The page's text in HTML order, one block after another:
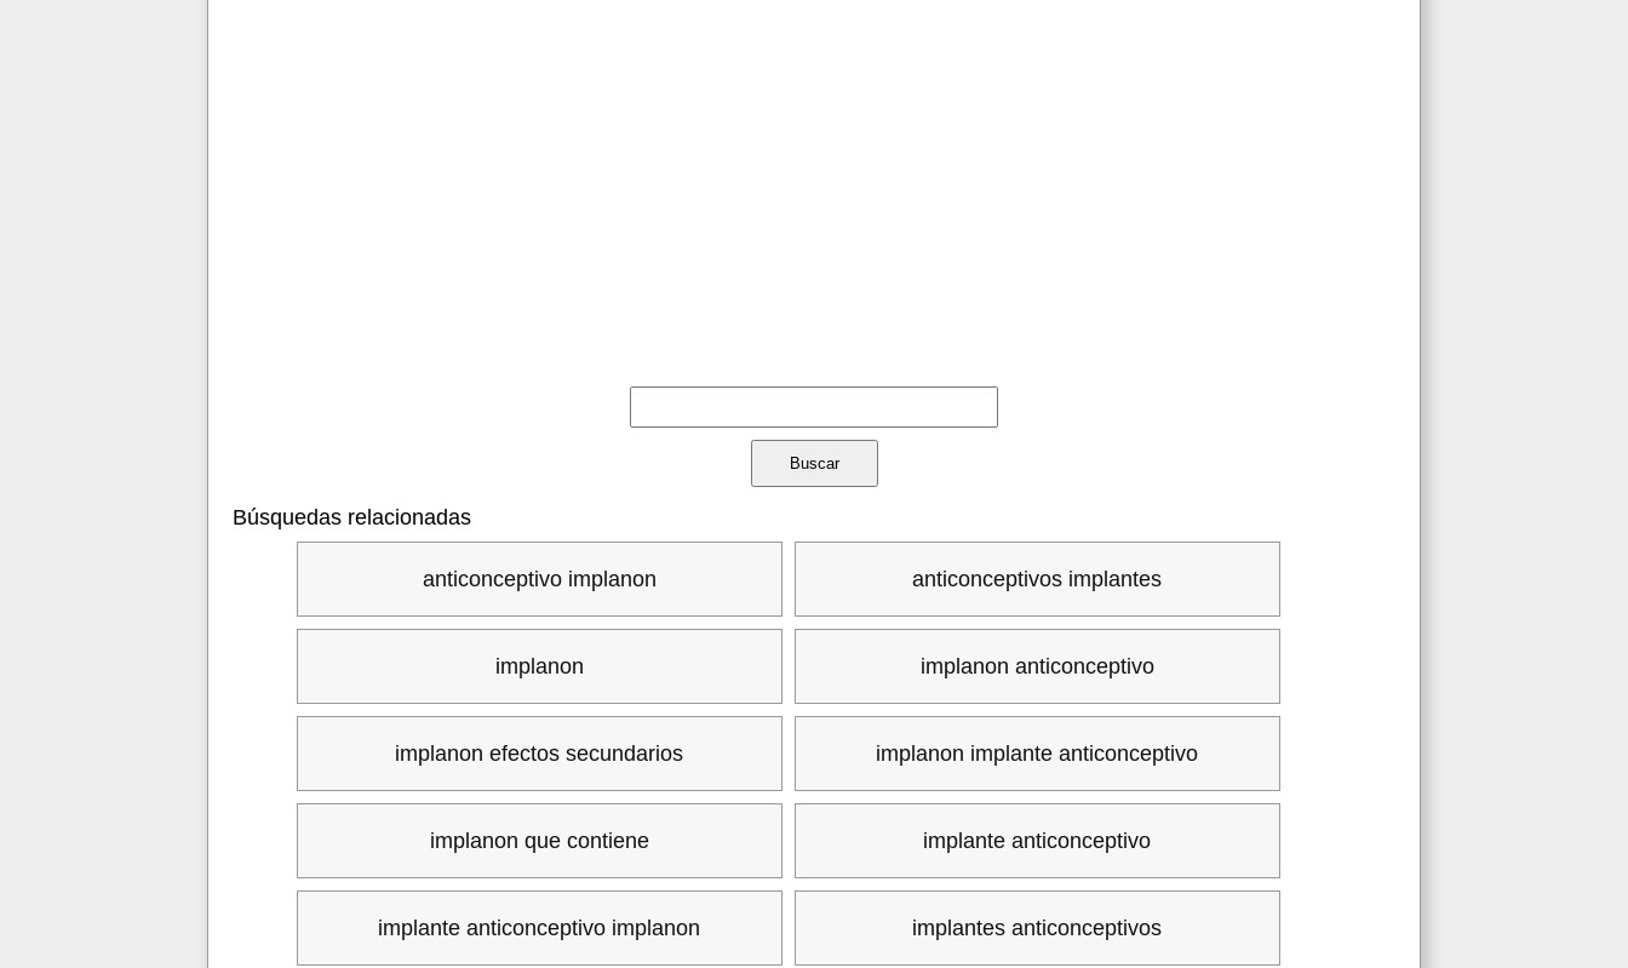
Búsquedas relacionadas
anticonceptivo implanon anticonceptivos implantes
implanon implanon anticonceptivo
implanon efectos secundarios implanon implante anticonceptivo
implanon que contiene implante anticonceptivo
implante anticonceptivo implanon implantes anticonceptivos